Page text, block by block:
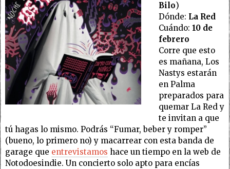
Bilo)
Dónde: La Red
Cuándo: 10 de
febrero
Corre que esto
es mañana, Los
Nastys estarán
en Palma
preparados para
quemar La Red y
te invitan a que
tú hagas lo mismo. Podrás “Fumar, beber y romper”
(bueno, lo primero no) y macarrear con esta banda de
garage que entrevistamos hace un tiempo en la web de
Notodoesindie. Un concierto solo apto para encías